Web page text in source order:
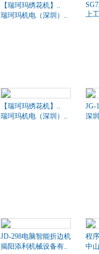
【瑞珂玛绣花机】..
瑞珂玛机电（深圳）..
上
【瑞珂玛绣花机】..
瑞珂玛机电（深圳）..
JG-
深
JD-298电脑智能折边机
揭阳添利机械设备有..
程
中